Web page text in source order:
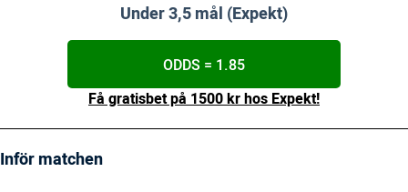
Under 3,5 mål (Expekt)
ODDS = 1.85
Få gratisbet på 1500 kr hos Expekt!
Inför matchen